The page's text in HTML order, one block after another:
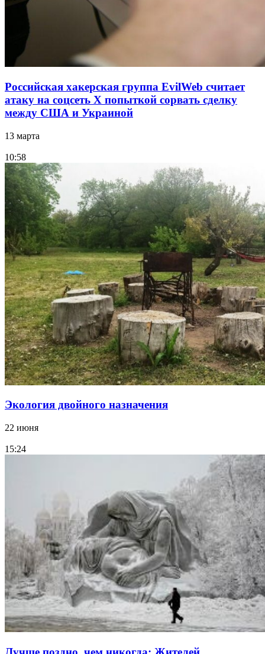
Российская хакерская группа EvilWeb считает
атаку на соцсеть Х попыткой сорвать сделку
между США и Украиной
13 марта
10:58
Экология двойного назначения
22 июня
15:24